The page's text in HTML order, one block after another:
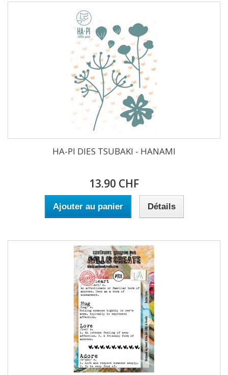
HA-PI DIES TSUBAKI - HANAMI
13.90 CHF
Ajouter au panier Détails